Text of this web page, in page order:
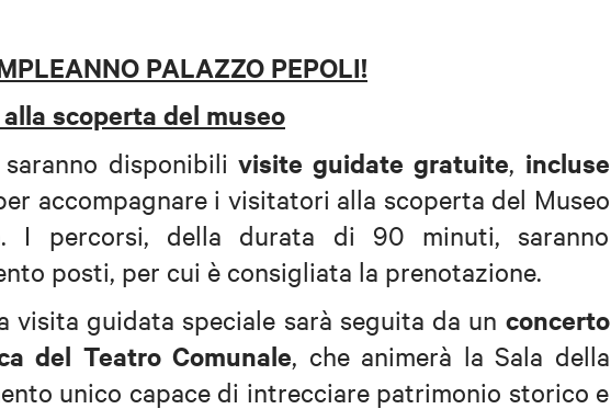
PALAZZO PEPOLI!
scoperta del museo
saranno disponibili visite guidate gratuite, incluse
accompagnare i visitatori alla scoperta del Museo
I percorsi, della durata di 90 minuti, saranno
posti, per cui è consigliata la prenotazione.
visita guidata speciale sarà seguita da un concerto
del Teatro Comunale, che animerà la Sala della
unico capace di intrecciare patrimonio storico e